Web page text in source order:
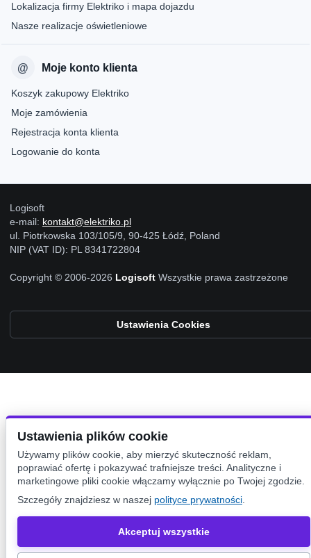
Lokalizacja firmy Elektriko i mapa dojazdu
Nasze realizacje oświetleniowe
Moje konto klienta
Koszyk zakupowy Elektriko
Moje zamówienia
Rejestracja konta klienta
Logowanie do konta
Logisoft
e-mail: kontakt@elektriko.pl
ul. Piotrkowska 103/105/9, 90-425 Łódź, Poland
NIP (VAT ID): PL 8341722804
Copyright © 2006-2026 Logisoft Wszystkie prawa zastrzeżone
Ustawienia Cookies
Ustawienia plików cookie
Używamy plików cookie, aby mierzyć skuteczność reklam,
poprawiać ofertę i pokazywać trafniejsze treści. Analityczne i
marketingowe pliki cookie włączamy wyłącznie po Twojej zgodzie.
Szczegóły znajdziesz w naszej polityce prywatności
Akceptuj wszystkie